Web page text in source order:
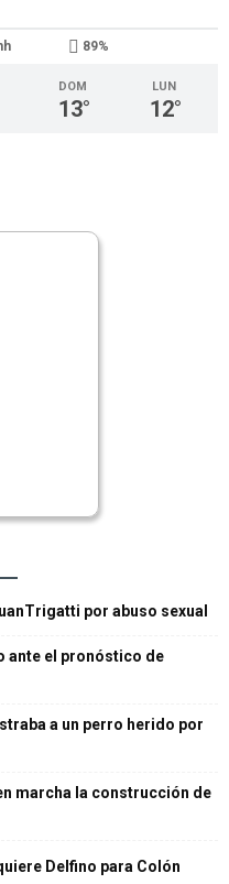
89%
DOM
13°
LUN
12°
por abuso sexual
ante el pronóstico de
a un perro herido por
marcha la construcción de
Delfino para Colón